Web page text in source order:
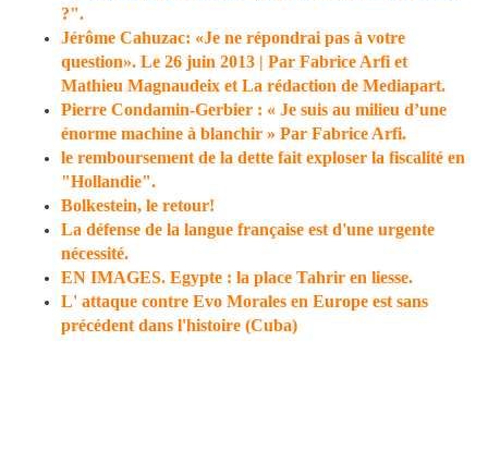
?".
Jérôme Cahuzac: «Je ne répondrai pas à votre
question». Le 26 juin 2013 | Par Fabrice Arfi et
Mathieu Magnaudeix et La rédaction de Mediapart.
Pierre Condamin-Gerbier : « Je suis au milieu d’une
énorme machine à blanchir » Par Fabrice Arfi.
le remboursement de la dette fait exploser la fiscalité en
"Hollandie".
Bolkestein, le retour!
La défense de la langue française est d'une urgente
nécessité.
EN IMAGES. Egypte : la place Tahrir en liesse.
L' attaque contre Evo Morales en Europe est sans
précédent dans l'histoire (Cuba)